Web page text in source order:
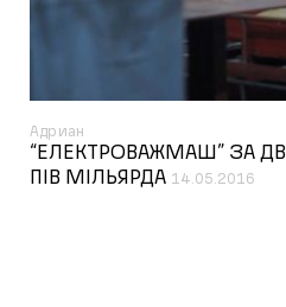
Адриан
“ЕЛЕКТРОВАЖМАШ” ЗА
ПІВ МІЛЬЯРДА 14.05.2016